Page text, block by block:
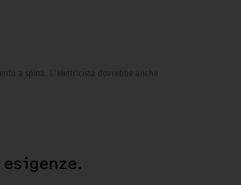
a spina. L’elettricista dovrebbe anche